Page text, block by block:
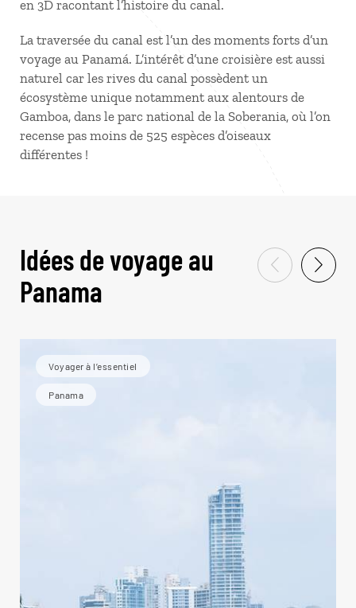
en 3D racontant l’histoire du canal.
La traversée du canal est l’un des moments forts d’un
voyage au Panamá. L’intérêt d’une croisière est aussi
naturel car les rives du canal possèdent un
écosystème unique notamment aux alentours de
Gamboa, dans le parc national de la Soberania, où l’on
recense pas moins de 525 espèces d’oiseaux
différentes !
Idées de voyage au
Panama
Voyager à l’essentiel
Panama